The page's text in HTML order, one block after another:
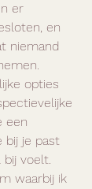
er
en
niemand
opties
een
bij je past
voelt.
waarbij ik